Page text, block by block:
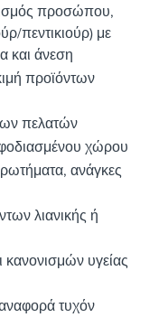
προσώπου,
πεντικιούρ) με
και άνεση
προϊόντων
πελατών
χώρου
ανάγκες
λιανικής ή
υγείας
τυχόν